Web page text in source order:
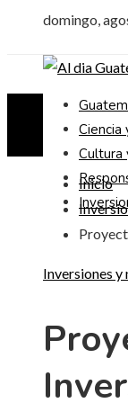
domingo,
Ciencia
Cultura
Inicio
Inversiones y